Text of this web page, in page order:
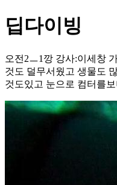
딥다이빙
오전2ㅡ1깡 강사:이세창
것도 덜무서웠고 생물도
것도있고 눈으로 컴터를